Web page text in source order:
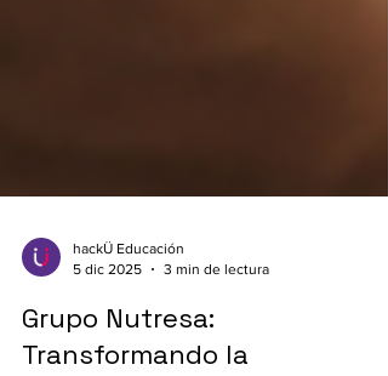
hackÜ Educación
5 dic 2025
3 min de lectura